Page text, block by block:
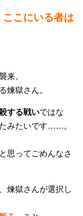
こにいる者は
来。
煉獄さん。
する戦いではな
みたいです……。
思ってごめんなさ
煉獄さんが選択し